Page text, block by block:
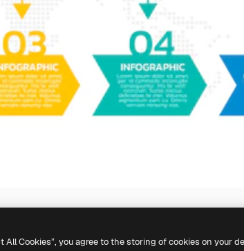
All Cookies”, you agree to the storing of cookies on your